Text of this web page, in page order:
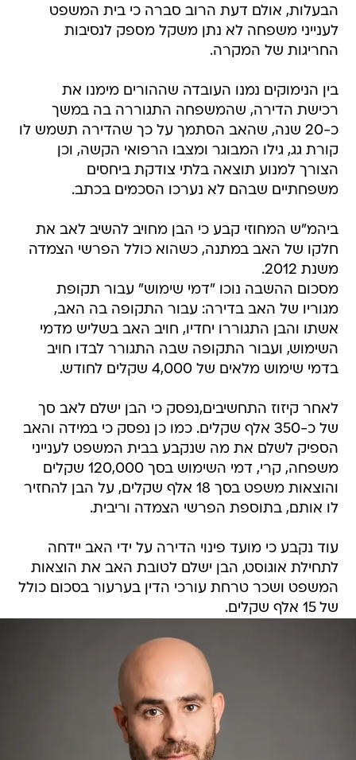
הבעלות, אולם דעת הרוב סברה כי בית המשפט
לענייני משפחה לא נתן משקל מספק לנסיבות
החריגות של המקרה.
בין הנימוקים נמנו העובדה שההורים מימנו את
רכישת הדירה, שהמשפחה התגוררה בה במשך
כ-20 שנה, שהאב הסתמך על כך שהדירה תשמש לו
קורת גג, גילו המבוגר ומצבו הרפואי הקשה, וכן
הצורך למנוע תוצאה בלתי צודקת ביחסים
משפחתיים שבהם לא נערכו הסכמים בכתב.
ביהמ"ש המחוזי קבע כי הבן מחויב להשיב לאב את
חלקו של האב במתנה, כשהוא כולל הפרשי הצמדה
משנת 2012.
מסכום ההשבה נוכו "דמי שימוש" עבור תקופת
מגוריו של האב בדירה: עבור התקופה בה האב,
אשתו והבן התגוררו יחדיו, חויב האב בשליש מדמי
השימוש, ועבור התקופה שבה התגורר לבדו חויב
בדמי שימוש מלאים של 4,000 שקלים לחודש.
לאחר קיזוז התחשיבים,נפסק כי הבן ישלם לאב סך
של כ-350 אלף שקלים. כמו כן נפסק כי במידה והאב
הספיק לשלם את מה שנקבע בבית המשפט לענייני
משפחה, קרי, דמי השימוש בסך 120,000 שקלים
והוצאות משפט בסך 18 אלף שקלים, על הבן להחזיר
לו אותם, בתוספת הפרשי הצמדה וריבית.
עוד נקבע כי מועד פינוי הדירה על ידי האב יידחה
לתחילת אוגוסט, הבן ישלם לטובת האב את הוצאות
המשפט ושכר טרחת עורכי הדין בערעור בסכום כולל
של 15 אלף שקלים.